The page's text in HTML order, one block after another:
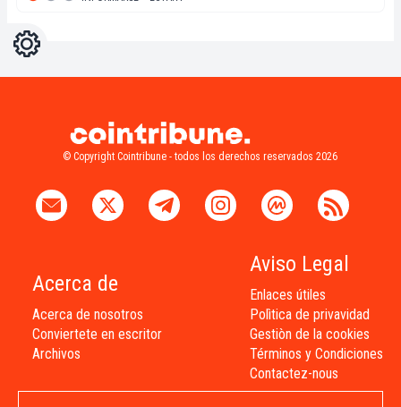
Ajustes
© Copyright Cointribune - todos los derechos reservados 2026
Acerca de
Acerca de nosotros
Conviertete en escritor
Archivos
Aviso Legal
Enlaces útiles
Polìtica de privavidad
Gestiòn de la cookies
Términos y Condiciones
Contactez-nous